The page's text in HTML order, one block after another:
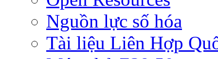
Nguồn lực số hóa
Tài liệu Liên Hợp